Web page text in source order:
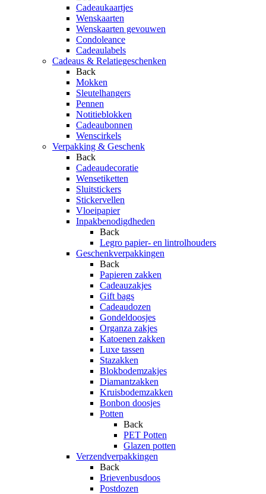
Cadeaukaartjes
Wenskaarten
Wenskaarten gevouwen
Condoleance
Cadeaulabels
Cadeaus & Relatiegeschenken
Back
Mokken
Sleutelhangers
Pennen
Notitieblokken
Cadeaubonnen
Wenscirkels
Verpakking & Geschenk
Back
Cadeaudecoratie
Wensetiketten
Sluitstickers
Stickervellen
Vloeipapier
Inpakbenodigdheden
Back
Legro papier- en lintrolhouders
Geschenkverpakkingen
Back
Papieren zakken
Cadeauzakjes
Gift bags
Cadeaudozen
Gondeldoosjes
Organza zakjes
Katoenen zakken
Luxe tassen
Stazakken
Blokbodemzakjes
Diamantzakken
Kruisbodemzakken
Bonbon doosjes
Potten
Back
PET Potten
Glazen potten
Verzendverpakkingen
Back
Brievenbusdoos
Postdozen